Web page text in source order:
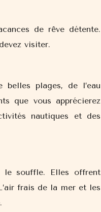
de rêve détente.
visiter.
plages, de l’eau
que vous apprécierez
nautiques et des
le souffle. Elles offrent
frais de la mer et les